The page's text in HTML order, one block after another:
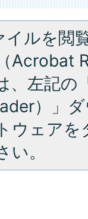
イルを閲
Acrobat
、左記の
）」
ウェア
。